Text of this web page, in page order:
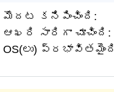
మొదట కనిపించింది:
ఆఖరి సారిగా చూచింది:
OS(లు)